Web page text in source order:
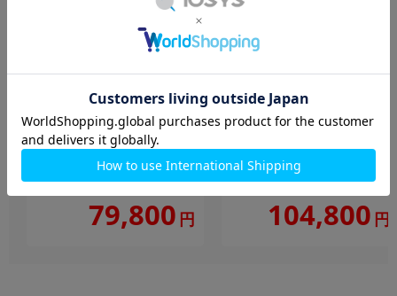
iPhone15 A3089
(MTMH3J/A) 128GB ブラッ
ク 【Rakuten版SIMフリ
ー】
中古Bランク
79,800 円
iPhone15 Plus A3093
(MU083VC/A) 128GB ブラ
ック【カナダ版 SIMフリ
ー】
128GB 新品
104,800 円